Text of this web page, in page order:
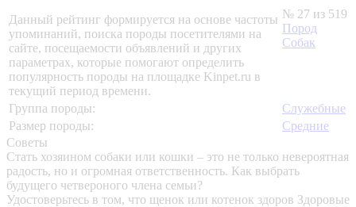
Данный рейтинг формируется на основе частоты
упоминаний, поиска породы посетителями на
сайте, посещаемости объявлений и других
параметрах, которые помогают определить
популярность породы на площадке Kinpet.ru в
текущий период времени.
№ 27 из 519
Пород
Собак
Группа породы:
Служебные
Размер породы:
Средние
Советы
Стать хозяином собаки или кошки – это не только невероятная
радость, но и огромная ответственность. Как выбрать
будущего четвероного члена семьи?
Удостоверьтесь в том, что щенок или котенок здоров Здоровые